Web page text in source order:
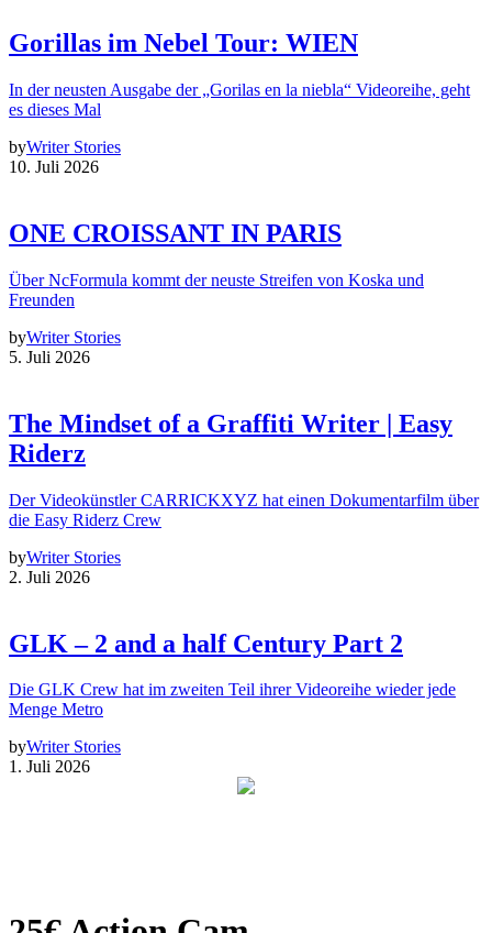
Gorillas im Nebel Tour: WIEN
In der neusten Ausgabe der „Gorilas en la niebla“ Videoreihe, geht
es dieses Mal
byWriter Stories
10. Juli 2026
ONE CROISSANT IN PARIS
Über NcFormula kommt der neuste Streifen von Koska und
Freunden
byWriter Stories
5. Juli 2026
The Mindset of a Graffiti Writer | Easy
Riderz
Der Videokünstler CARRICKXYZ hat einen Dokumentarfilm über
die Easy Riderz Crew
byWriter Stories
2. Juli 2026
GLK – 2 and a half Century Part 2
Die GLK Crew hat im zweiten Teil ihrer Videoreihe wieder jede
Menge Metro
byWriter Stories
1. Juli 2026